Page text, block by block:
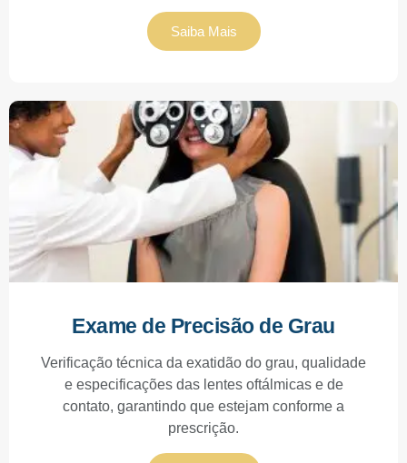
Saiba Mais
Exame de Precisão de Grau
Verificação técnica da exatidão do grau, qualidade
e especificações das lentes oftálmicas e de
contato, garantindo que estejam conforme a
prescrição.